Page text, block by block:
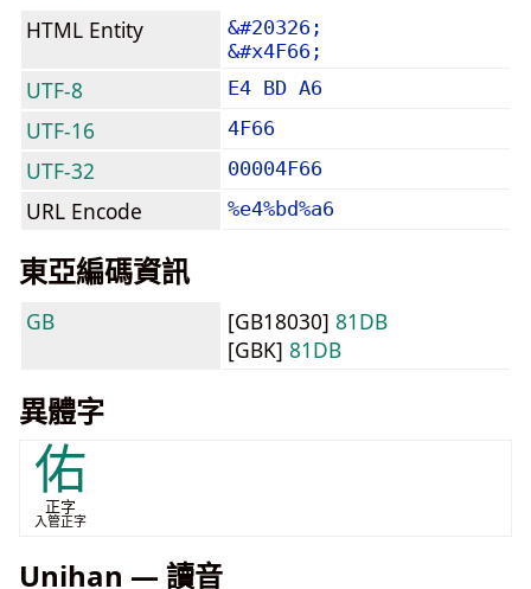
HTML Entity
&#20326;
&#x4F66;
UTF-8 E4 BD A6
UTF-16 4F66
UTF-32 00004F66
URL Encode %e4%bd%a6
東亞編碼資訊
GB [GB18030] 81DB
[GBK] 81DB
異體字
佑
正字
入管正字
Unihan — 讀音